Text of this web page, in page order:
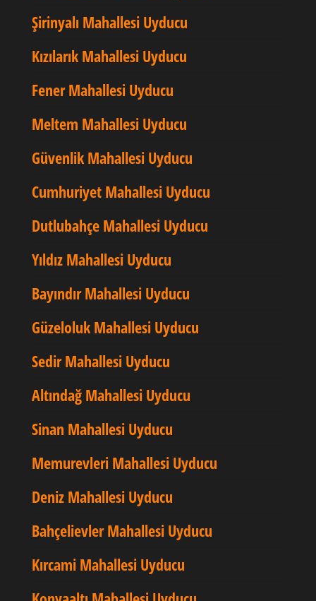
Şirinyalı Mahallesi Uyducu
Kızılarık Mahallesi Uyducu
Fener Mahallesi Uyducu
Meltem Mahallesi Uyducu
Güvenlik Mahallesi Uyducu
Cumhuriyet Mahallesi Uyducu
Dutlubahçe Mahallesi Uyducu
Yıldız Mahallesi Uyducu
Bayındır Mahallesi Uyducu
Güzeloluk Mahallesi Uyducu
Sedir Mahallesi Uyducu
Altındağ Mahallesi Uyducu
Sinan Mahallesi Uyducu
Memurevleri Mahallesi Uyducu
Deniz Mahallesi Uyducu
Bahçelievler Mahallesi Uyducu
Kırcami Mahallesi Uyducu